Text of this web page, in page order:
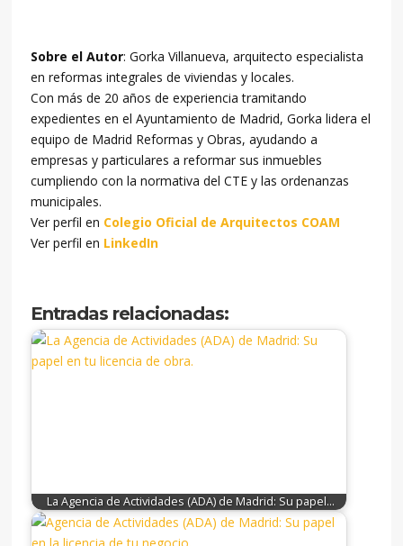
Sobre el Autor: Gorka Villanueva, arquitecto especialista
en reformas integrales de viviendas y locales.
Con más de 20 años de experiencia tramitando
expedientes en el Ayuntamiento de Madrid, Gorka lidera el
equipo de Madrid Reformas y Obras, ayudando a
empresas y particulares a reformar sus inmuebles
cumpliendo con la normativa del CTE y las ordenanzas
municipales.
Ver perfil en Colegio Oficial de Arquitectos COAM
Ver perfil en LinkedIn
Entradas relacionadas:
La Agencia de Actividades (ADA) de Madrid: Su papel…